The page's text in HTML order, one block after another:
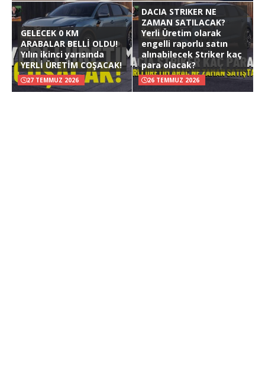
GELECEK 0 KM
ARABALAR BELLİ OLDU!
Yılın ikinci yarısında
YERLİ ÜRETİM COŞACAK!
27 TEMMUZ 2026
DACIA STRIKER NE
ZAMAN SATILACAK?
Yerli Üretim olarak
engelli raporlu satın
alınabilecek Striker kaç
para olacak?
26 TEMMUZ 2026